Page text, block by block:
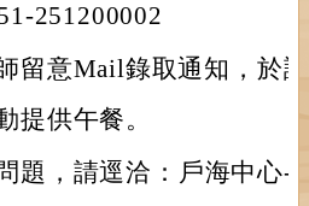
251200002
留意Mail錄取通知，於
提供午餐。
題，請逕洽：戶海中心-